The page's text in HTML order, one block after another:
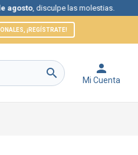
las molestias.
¡REGÍSTRATE!
 
Mi Cuenta